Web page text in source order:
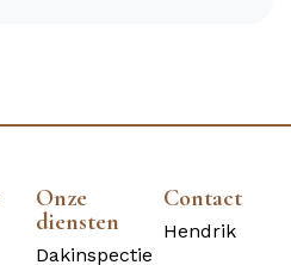
Onze
diensten
Dakinspectie
Contact
Hendrik